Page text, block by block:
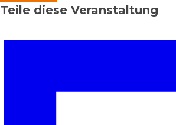
Teile diese Veranstaltung